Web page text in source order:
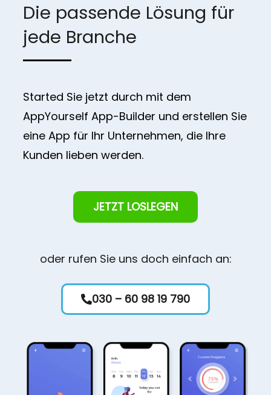
Die passende Lösung für
jede Branche
Started Sie jetzt durch mit dem
AppYourself App-Builder und erstellen Sie
eine App für Ihr Unternehmen, die Ihre
Kunden lieben werden.
JETZT LOSLEGEN
oder rufen Sie uns doch einfach an:
030 – 60 98 19 790